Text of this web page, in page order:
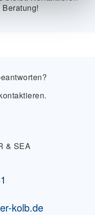
& SEA
kolb.de